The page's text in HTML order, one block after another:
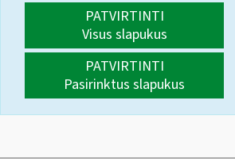
PATVIRTINTI
Visus slapukus
PATVIRTINTI
Pasirinktus slapukus